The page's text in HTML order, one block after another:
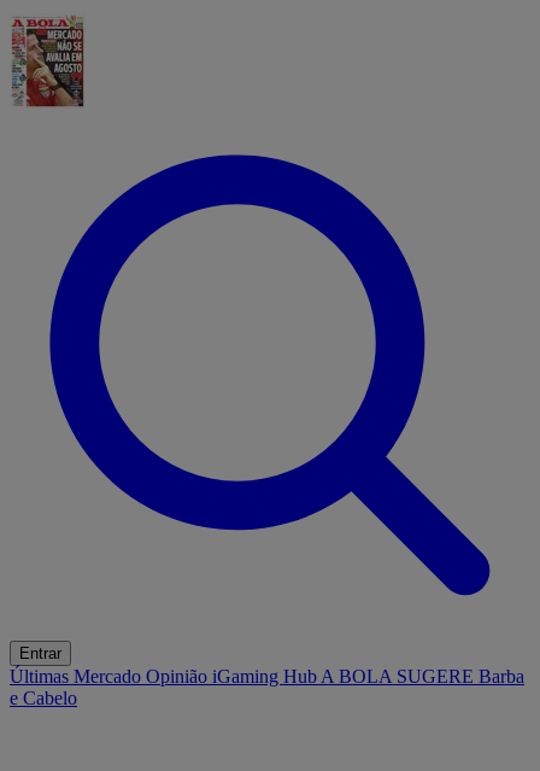
Entrar
Últimas Mercado Opinião iGaming Hub A BOLA SUGERE Barba
e Cabelo